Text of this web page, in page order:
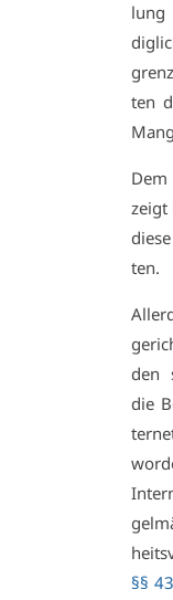
ten
zeigt
ten.
den
die
§§